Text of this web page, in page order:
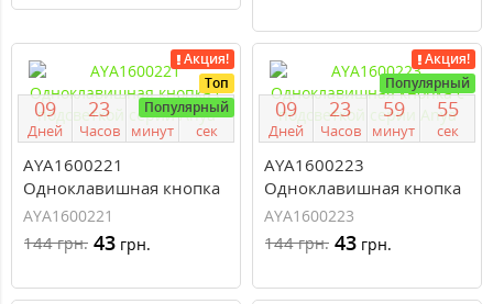
Акция!
Топ
Популярный
09
Дней
23
Часов
59
минут
54
сек
AYA1600221
Одноклавишная кнопка
с подсветкой серии Anya
AYA1600221
144грн. 43 грн.
Акция!
Популярный
09
Дней
23
Часов
59
минут
54
сек
AYA1600223
Одноклавишная кнопка
с подсветкой серии Anya
AYA1600223
144грн. 43 грн.